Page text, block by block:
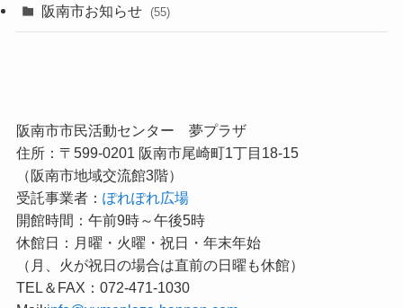
阪南市お知らせ (55)
阪南市市民活動センター 夢プラザ
住所：〒599-0201 阪南市尾崎町1丁目18-15
（阪南市地域交流館3階）
受託事業者： ぽれぽれ広場
開館時間：午前9時～午後5時
休館日：月曜・火曜・祝日・年末年始
（月、火が祝日の場合は直前の日曜も休館）
TEL＆FAX：072-471-1030